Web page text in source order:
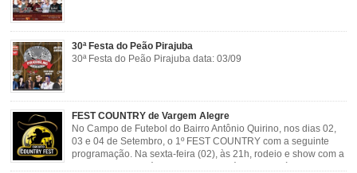
30ª Festa do Peão Pirajuba
30ª Festa do Peão Pirajuba data: 03/09
FEST COUNTRY de Vargem Alegre
No Campo de Futebol do Bairro Antônio Quirino, nos dias 02,
03 e 04 de Setembro, o 1º FEST COUNTRY com a seguinte
programação. Na sexta-feira (02), às 21h, rodeio e show com a